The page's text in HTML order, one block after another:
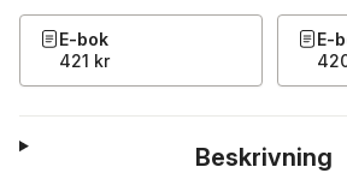
E-bok
421 kr
E-
Beskrivning